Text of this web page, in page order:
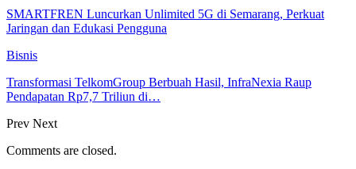
SMARTFREN Luncurkan Unlimited 5G di Semarang, Perkuat
Jaringan dan Edukasi Pengguna
Bisnis
Transformasi TelkomGroup Berbuah Hasil, InfraNexia Raup
Pendapatan Rp7,7 Triliun di…
Prev Next
Comments are closed.